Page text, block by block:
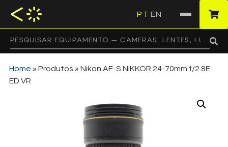
PT EN
Home » Produtos » Nikon AF-S NIKKOR 24-70mm f/2.8E
ED VR